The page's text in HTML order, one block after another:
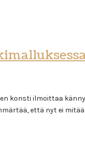
konsti ilmoittaa
että nyt ei